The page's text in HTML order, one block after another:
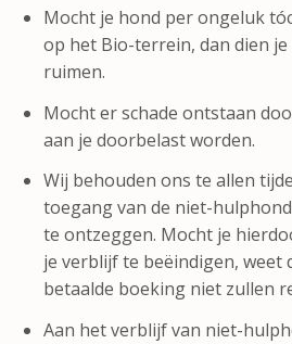
Mocht je hond per ongeluk
op het Bio-terrein, dan dien
ruimen.
Mocht er schade ontstaan
aan je doorbelast worden.
Wij behouden ons te allen
toegang van de niet-
te ontzeggen. Mocht je
je verblijf te beëindigen, weet
betaalde boeking niet zullen
Aan het verblijf van niet-